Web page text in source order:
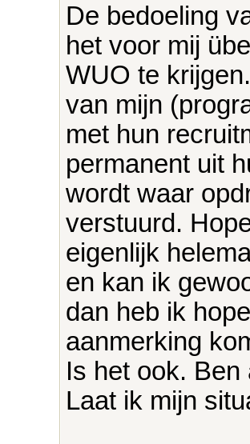
De bedoeling
het voor mij
WUO te
van mijn
met hun
permanent uit
wordt waar
verstuurd.
eigenlijk
en kan ik
dan heb ik
aanmerking
Is het ook.
Laat ik mijn